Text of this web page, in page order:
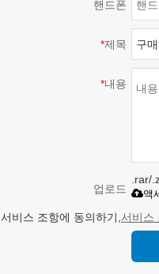
핸드폰
*제목
*내용
업로드
.rar/
액
서비스 조항에 동의하기, 서비스